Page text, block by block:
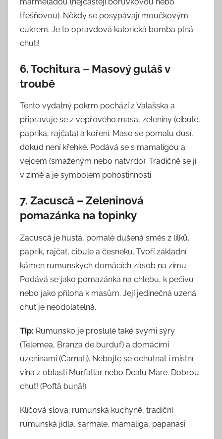
třešňovou). Někdy se posypávají moučkovým
cukrem. Je to opravdová kalorická bomba plná
chuti!
6. Tochitura – Masový guláš v
troubě
Tento vydatný pokrm pochází z Valašska a
připravuje se z vepřového masa, zeleniny (cibule,
paprika, rajčata) a koření. Maso se pomalu dusí,
dokud není křehké. Podává se s mamaligou a
vejcem (smaženým nebo natvrdo). Tradičně se jí
v zimě a je symbolem pohostinnosti.
7. Zacuscă – Zeleninová
pomazánka na topinky
Zacuscă je hustá, pomalé dušená směs z lilků,
paprik, rajčat, cibule a česneku. Tvoří základní
kámen rumunských domácích zásob na zimu.
Podává se jako pomazánka na chlebu, k pečivu
nebo jako příloha k masům. Její jedinečná uzená
chuť je neodolatelná.
Tip: Rumunsko je proslulé také svými sýry
(Telemea, Branza de burduf) a domácími
uzeninami (Carnati). Nebojte se ochutnat i místní
vína z oblasti Murfatlar nebo Dealu Mare. Dobrou
chuť! (Poftă bună!)
Klíčová slova: rumunská kuchyně, tradiční
rumunská jídla, sarmale, mamaliga, papanasi